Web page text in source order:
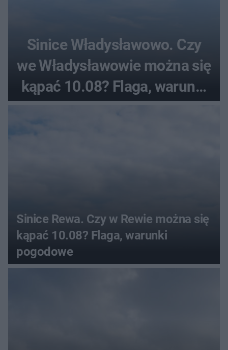
Sinice Władysławowo. Czy
we Władysławowie można się
kąpać 10.08? Flaga, warunki
Sinice Rewa. Czy w Rewie można się
kąpać 10.08? Flaga, warunki
pogodowe